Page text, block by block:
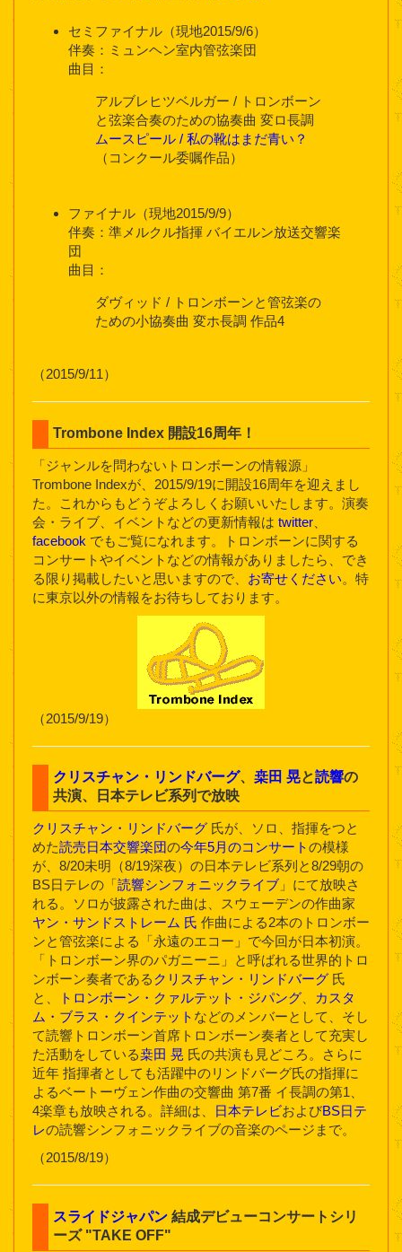
セミファイナル（現地2015/9/6）
伴奏：ミュンヘン室内管弦楽団
曲目：
アルブレヒツベルガー / トロンボーン
と弦楽合奏のための協奏曲 変ロ長調
ムースピール / 私の靴はまだ青い？
（コンクール委嘱作品）
ファイナル（現地2015/9/9）
伴奏：準メルクル指揮 バイエルン放送交響楽
団
曲目：
ダヴィッド / トロンボーンと管弦楽の
ための小協奏曲 変ホ長調 作品4
（2015/9/11）
Trombone Index 開設16周年！
「ジャンルを問わないトロンボーンの情報源」
Trombone Indexが、2015/9/19に開設16周年を迎えまし
た。これからもどうぞよろしくお願いいたします。演奏
会・ライブ、イベントなどの更新情報は twitter
facebook でもご覧になれます。トロンボーンに関する
コンサートやイベントなどの情報がありましたら、でき
る限り掲載したいと思いますので、 お寄せください。特
に東京以外の情報をお待ちしております。
（2015/9/19）
クリスチャン・リンドバーグ、 桒田 晃と読響の
共演、日本テレビ系列で放映
クリスチャン・リンドバーグ 氏が、ソロ、指揮をつと
めた読売日本交響楽団の今年5月のコンサートの模様
が、8/20未明（8/19深夜）の日本テレビ系列と8/29朝の
BS日テレの「読響シンフォニックライブ 」にて放映さ
れる。ソロが披露された曲は、スウェーデンの作曲家
ヤン・サンドストレーム 氏 作曲による2本のトロンボー
ンと管弦楽による「永遠のエコー」で今回が日本初演。
「トロンボーン界のパガニーニ」と呼ばれる世界的トロ
ンボーン奏者であるクリスチャン・リンドバーグ 氏
と、
トロンボーン・クァルテット・ジパング
カスタ
ム・ブラス・クインテット などのメンバーとして、そし
て読響トロンボーン首席トロンボーン奏者として充実し
た活動をしている桒田 晃 氏の共演も見どころ。さらに
近年 指揮者としても活躍中のリンドバーグ氏の指揮に
よるベートーヴェン作曲の交響曲 第7番 イ長調の第1、
4楽章も放映される。詳細は、
日本テレビおよびBS日テ
レの読響シンフォニックライブの音楽のページまで。
（2015/8/19）
スライドジャパン結成デビューコンサートシリ
ーズ "TAKE OFF"